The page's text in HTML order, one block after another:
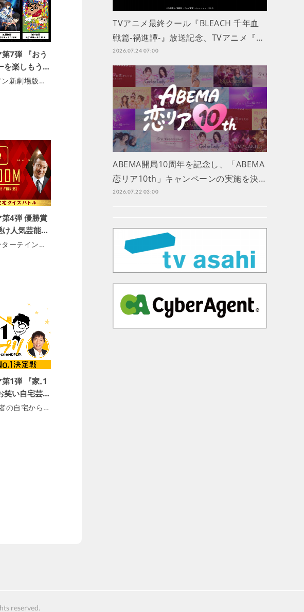
7弾 『おう
を楽しもう…
ン新劇場版…
4弾 優勝賞
け人気芸能…
ターテイン…
1弾 『家₋1
笑い自宅芸…
の自宅から…
TVアニメ最終クール『BLEACH 千年血
戦篇-禍進譚-』放送記念、TVアニメ『…
2026.07.24 07:00
ABEMA開局10周年を記念し、「ABEMA
恋リア10th」キャンペーンの実施を決…
2026.07.22 03:00
reserved.